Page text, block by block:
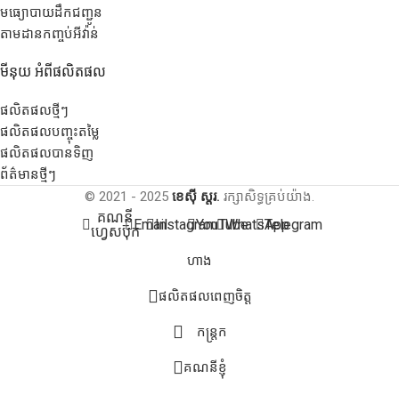
មធ្យោបាយដឹកជញ្ជូន
តាមដានកញ្ចប់អីវ៉ាន់
មីនុយ អំពីផលិតផល
ផលិតផលថ្មីៗ
ផលិតផលបញ្ចុះតម្លៃ
ផលិតផលបានទិញ
ព័ត៌មានថ្មីៗ
© 2021 - 2025 ខេស៊ី ស្តរ. រក្សាសិទ្ធគ្រប់យ៉ាង.
គណនី
ហ្វេសប៊ុកEmailInstagramYouTubeWhatsAppTelegram
ហាង
ផលិតផលពេញចិត្ត
កន្ត្រក
គណនីខ្ញុំ